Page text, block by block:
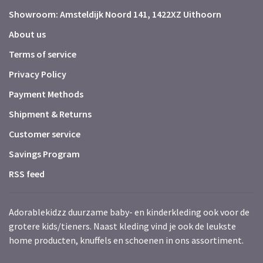
Showroom: Amsteldijk Noord 141, 1422XZ Uithoorn
About us
Terms of service
Privacy Policy
Payment Methods
Shipment & Returns
Customer service
Savings Program
RSS feed
Adorablekidzz duurzame baby- en kinderkleding ook voor de
grotere kids/tieners. Naast kleding vind je ook de leukste
home producten, knuffels en schoenen in ons assortiment.